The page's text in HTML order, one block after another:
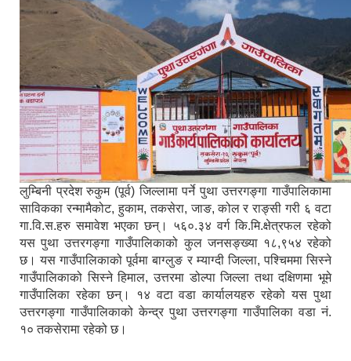
लुम्बिनी प्रदेश रुकुम (पूर्व) जिल्लामा पर्ने पुथा उत्तरगङ्गा गाउँपालिकामा
साविकका रन्मामैकोट, हुकाम, तकसेरा, जाङ, कोल र राङ्सी गरी ६ वटा
गा.वि.स.हरु समावेश भएका छन्। ५६०.३४ वर्ग कि.मि.क्षेत्रफल रहेको
यस पुथा उत्तरगङ्गा गाउँपालिकाको कुल जनसङ्ख्या १८,९५४ रहेको
छ। यस गाउँपालिकाको पूर्वमा बाग्लुङ र म्याग्दी जिल्ला, पश्चिममा सिस्ने
गाउँपालिकाको सिस्ने हिमाल, उत्तरमा डोल्पा जिल्ला तथा दक्षिणमा भूमे
गाउँपालिका रहेका छन्। १४ वटा वडा कार्यालयहरु रहेको यस पुथा
उत्तरगङ्गा गाउँपालिकाको केन्द्र पुथा उत्तरगङ्गा गाउँपालिका वडा नं.
१० तकसेरामा रहेको छ।